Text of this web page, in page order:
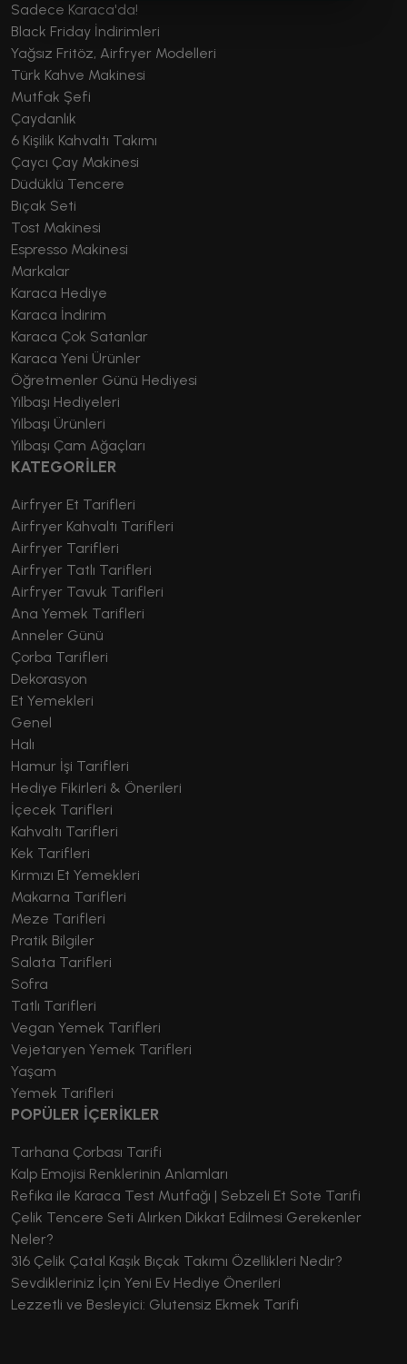
Sadece Karaca'da!
Black Friday İndirimleri
Yağsız Fritöz, Airfryer Modelleri
Türk Kahve Makinesi
Mutfak Şefi
Çaydanlık
6 Kişilik Kahvaltı Takımı
Çaycı Çay Makinesi
Düdüklü Tencere
Bıçak Seti
Tost Makinesi
Espresso Makinesi
Markalar
Karaca Hediye
Karaca İndirim
Karaca Çok Satanlar
Karaca Yeni Ürünler
Öğretmenler Günü Hediyesi
Yılbaşı Hediyeleri
Yılbaşı Ürünleri
Yılbaşı Çam Ağaçları
KATEGORİLER
Airfryer Et Tarifleri
Airfryer Kahvaltı Tarifleri
Airfryer Tarifleri
Airfryer Tatlı Tarifleri
Airfryer Tavuk Tarifleri
Ana Yemek Tarifleri
Anneler Günü
Çorba Tarifleri
Dekorasyon
Et Yemekleri
Genel
Halı
Hamur İşi Tarifleri
Hediye Fikirleri & Önerileri
İçecek Tarifleri
Kahvaltı Tarifleri
Kek Tarifleri
Kırmızı Et Yemekleri
Makarna Tarifleri
Meze Tarifleri
Pratik Bilgiler
Salata Tarifleri
Sofra
Tatlı Tarifleri
Vegan Yemek Tarifleri
Vejetaryen Yemek Tarifleri
Yaşam
Yemek Tarifleri
POPÜLER İÇERİKLER
Tarhana Çorbası Tarifi
Kalp Emojisi Renklerinin Anlamları
Refika ile Karaca Test Mutfağı | Sebzeli Et Sote Tarifi
Çelik Tencere Seti Alırken Dikkat Edilmesi Gerekenler
Neler?
316 Çelik Çatal Kaşık Bıçak Takımı Özellikleri Nedir?
Sevdikleriniz İçin Yeni Ev Hediye Önerileri
Lezzetli ve Besleyici: Glutensiz Ekmek Tarifi